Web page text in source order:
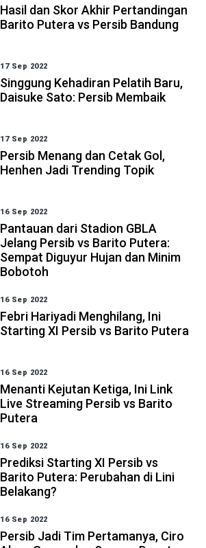
Hasil dan Skor Akhir Pertandingan
Barito Putera vs Persib Bandung
17 Sep 2022
Singgung Kehadiran Pelatih Baru,
Daisuke Sato: Persib Membaik
17 Sep 2022
Persib Menang dan Cetak Gol,
Henhen Jadi Trending Topik
16 Sep 2022
Pantauan dari Stadion GBLA
Jelang Persib vs Barito Putera:
Sempat Diguyur Hujan dan Minim
Bobotoh
16 Sep 2022
Febri Hariyadi Menghilang, Ini
Starting XI Persib vs Barito Putera
16 Sep 2022
Menanti Kejutan Ketiga, Ini Link
Live Streaming Persib vs Barito
Putera
16 Sep 2022
Prediksi Starting XI Persib vs
Barito Putera: Perubahan di Lini
Belakang?
16 Sep 2022
Persib Jadi Tim Pertamanya, Ciro